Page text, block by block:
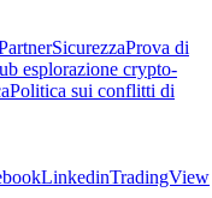
SicurezzaProva di
esplorazione crypto-
Politica sui conflitti di
LinkedinTradingView